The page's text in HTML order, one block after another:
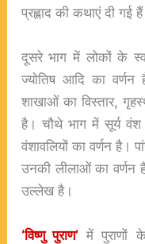
प्रह्लाद की कथाएं दी गई
दूसरे भाग में लोकों के
ज्योतिष आदि का
शाखाओं का विस्तार,
है। चौथे भाग में सूर्य
वंशावलियों का वर्णन है।
उनकी लीलाओं का वर्णन
उल्लेख है।
‘विष्णु पुराण’ में पुराणों के